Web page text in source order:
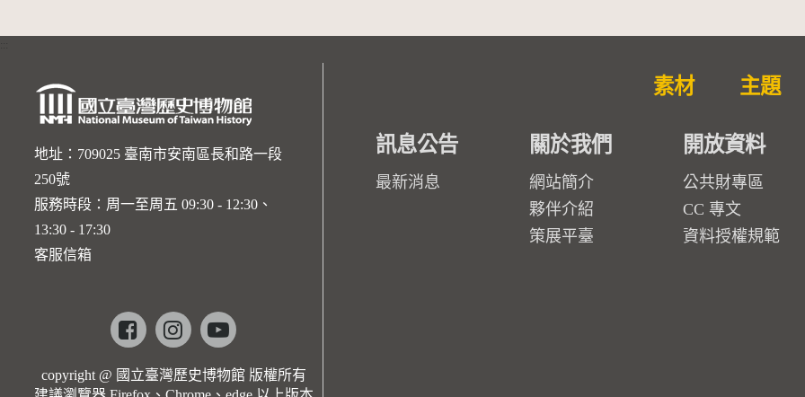
地址：709025 臺南市安南區長和路一段
250號
服務時段：周一至周五 09:30 - 12:30、
13:30 - 17:30
客服信箱
Facebookinstagramyoutube
copyright @ 國立臺灣歷史博物館 版權所有
素材 主題
訊息公告
最新消息
關於我們
網站簡介
夥伴介紹
策展平臺
開放資料
公共財專區
CC 專文
資料授權規範